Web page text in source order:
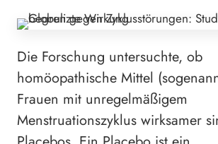
Die Forschung untersuchte, ob
homöopathische Mittel
Frauen mit unregelmäßigem
Menstruationszyklus wirksamer